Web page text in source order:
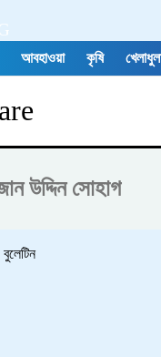
আবহাওয়া কৃষি
উদ্দিন সোহাগ